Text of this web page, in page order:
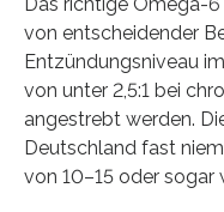
von entscheidender
Entzündungsniveau
von unter 2,5:1 bei
angestrebt werden.
Deutschland fast
von 10–15 oder sogar